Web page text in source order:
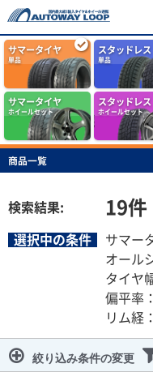
サマータイヤ
単品
スタッドレス
単品
サマータイヤ
ホイールセット
スタッドレス
ホイールセット
商品一覧
検索結果: 19件
選択中の条件
サマー
オール
タイヤ
偏平率
リム経
絞り込み条件の変更